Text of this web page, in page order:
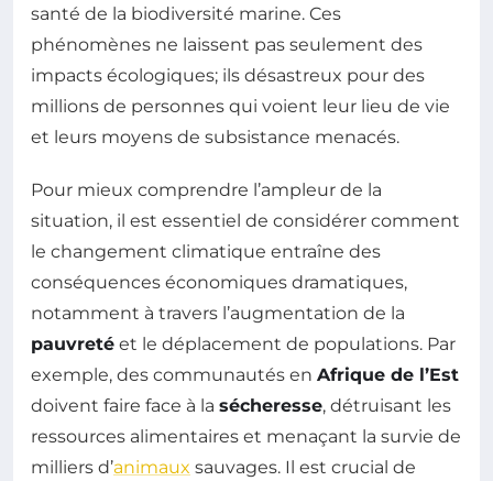
santé de la biodiversité marine. Ces
phénomènes ne laissent pas seulement des
impacts écologiques; ils désastreux pour des
millions de personnes qui voient leur lieu de vie
et leurs moyens de subsistance menacés.
Pour mieux comprendre l’ampleur de la
situation, il est essentiel de considérer comment
le changement climatique entraîne des
conséquences économiques dramatiques,
notamment à travers l’augmentation de la
pauvreté et le déplacement de populations. Par
exemple, des communautés en Afrique de l’Est
doivent faire face à la sécheresse, détruisant les
ressources alimentaires et menaçant la survie de
milliers d’animaux sauvages. Il est crucial de